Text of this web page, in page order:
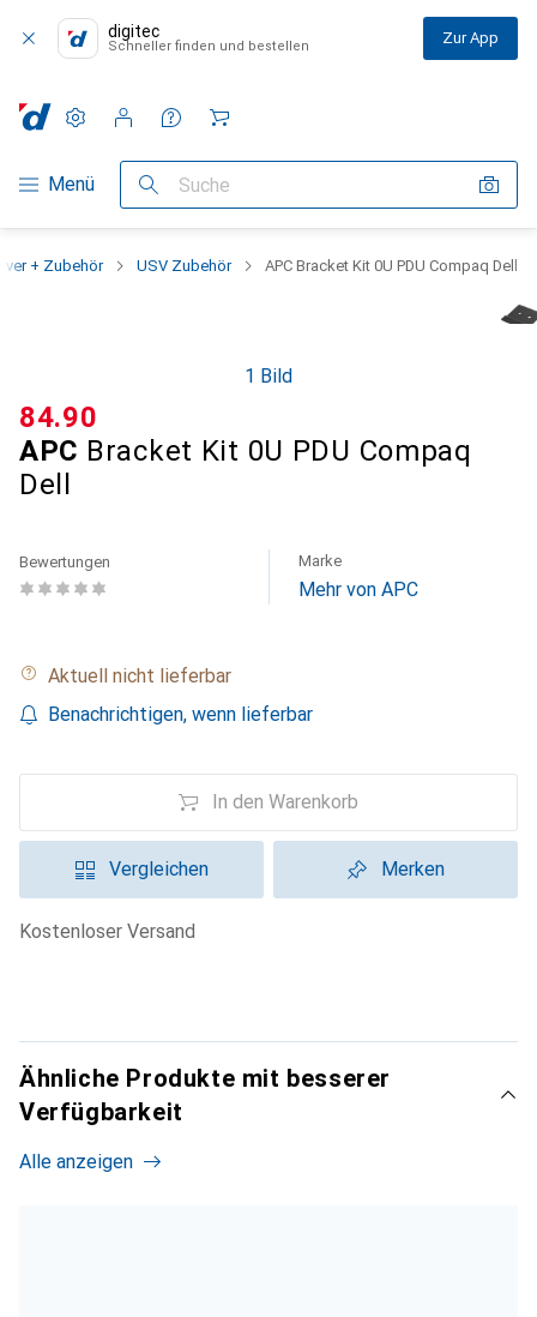
digitec
Schneller finden und bestellen Zur App
Navigation nach Kategorien
Menü Suche
Einstellungen
Kundenkonto
Vergleichslisten
Merklisten
Warenkorb
+ Zubehör USV Zubehör APC Bracket Kit 0U PDU Compaq Dell
1 Bild
APC Bracket Kit 0U PDU Compaq
Dell
CHF
84.90
Bewertungen Marke
Mehr von APC
Aktuell nicht lieferbar
Benachrichtigen, wenn lieferbar
In den Warenkorb
Vergleichen Merken
kostenloser Versand
Ähnliche Produkte mit besserer
Verfügbarkeit
Alle anzeigen